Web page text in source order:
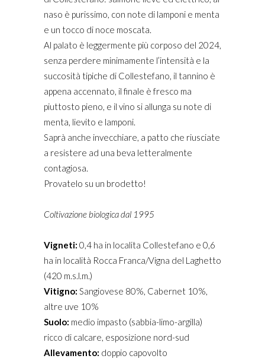
naso è purissimo, con note di lamponi e menta
e un tocco di noce moscata.
Al palato è leggermente più corposo del 2024,
senza perdere minimamente l’intensità e la
succosità tipiche di Collestefano, il tannino è
appena accennato, il finale è fresco ma
piuttosto pieno, e il vino si allunga su note di
menta, lievito e lamponi.
Saprà anche invecchiare, a patto che riusciate
a resistere ad una beva letteralmente
contagiosa.
Provatelo su un brodetto!
Coltivazione biologica dal 1995
Vigneti: 0,4 ha in localita Collestefano e 0,6
ha in località Rocca Franca/Vigna del Laghetto
(420 m.s.l.m.)
Vitigno: Sangiovese 80%, Cabernet 10%,
altre uve 10%
Suolo: medio impasto (sabbia-limo-argilla)
ricco di calcare, esposizione nord-sud
Allevamento: doppio capovolto